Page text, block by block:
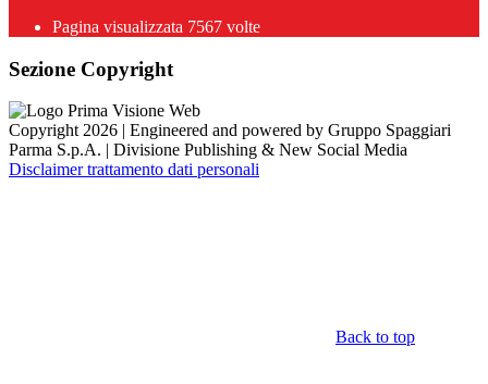
Pagina visualizzata 7567 volte
Sezione Copyright
Copyright 2026 | Engineered and powered by Gruppo Spaggiari
Parma S.p.A. | Divisione Publishing & New Social Media
Disclaimer trattamento dati personali
Back to top